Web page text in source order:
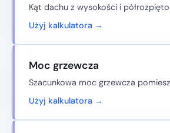
Kąt dachu z wysokości i
Użyj kalkulatora →
Moc grzewcza
Szacunkowa moc grzewcza
Użyj kalkulatora →